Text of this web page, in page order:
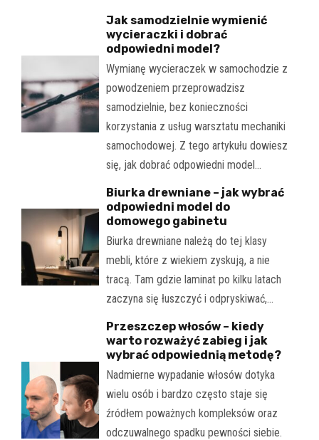
Jak samodzielnie wymienić
wycieraczki i dobrać
odpowiedni model?
Wymianę wycieraczek w samochodzie z
powodzeniem przeprowadzisz
samodzielnie, bez konieczności
korzystania z usług warsztatu mechaniki
samochodowej. Z tego artykułu dowiesz
się, jak dobrać odpowiedni model…
Biurka drewniane – jak wybrać
odpowiedni model do
domowego gabinetu
Biurka drewniane należą do tej klasy
mebli, które z wiekiem zyskują, a nie
tracą. Tam gdzie laminat po kilku latach
zaczyna się łuszczyć i odpryskiwać,…
Przeszczep włosów – kiedy
warto rozważyć zabieg i jak
wybrać odpowiednią metodę?
Nadmierne wypadanie włosów dotyka
wielu osób i bardzo często staje się
źródłem poważnych kompleksów oraz
odczuwalnego spadku pewności siebie.